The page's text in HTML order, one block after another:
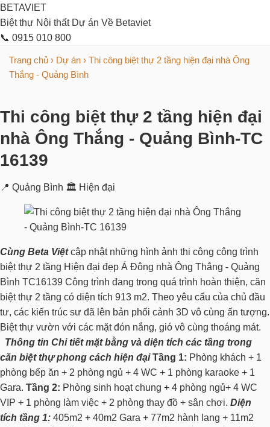
BETAVIET
Biệt thự Nội thất Dự án Về Betaviet
📞 0915 010 800
Trang chủ › Dự án › Thi công biệt thự 2 tầng hiện đại nhà Ông
Thắng - Quảng Bình
Thi công biệt thự 2 tầng hiện đại
nhà Ông Thắng - Quảng Bình-TC
16139
📍 Quảng Bình 🏛 Hiện đại
Cùng Beta Việtcập nhật những hình ảnh thi công công trình
biệt thự 2 tầng Hiện đại đẹp Á Đông nhà Ông Thắng - Quảng
Bình TC16139 Công trình đang trong quá trình hoàn thiện, căn
biệt thự 2 tầng có diện tích 913 m2. Theo yêu cẩu của chủ đầu
tư, các kiến trúc sư đã lên bản phối cảnh 3D vô cùng ấn tượng.
Biệt thự vườn với các mặt đón nắng, gió vô cùng thoáng mát.
Thông tin Chi tiết mặt bằng và diện tích các tầng trong
căn biệt thựphong cách hiện đại Tầng 1: Phòng khách + 1
phòng bếp ăn + 2 phòng ngủ + 4 WC + 1 phòng karaoke + 1
Gara. Tầng 2: Phòng sinh hoạt chung + 4 phòng ngủ+ 4 WC
VIP + 1 phòng làm việc + 2 phòng thay đồ + sân chơi. Diện
tích tầng 1: 405m2 + 40m2 Gara + 77m2 hành lang + 11m2